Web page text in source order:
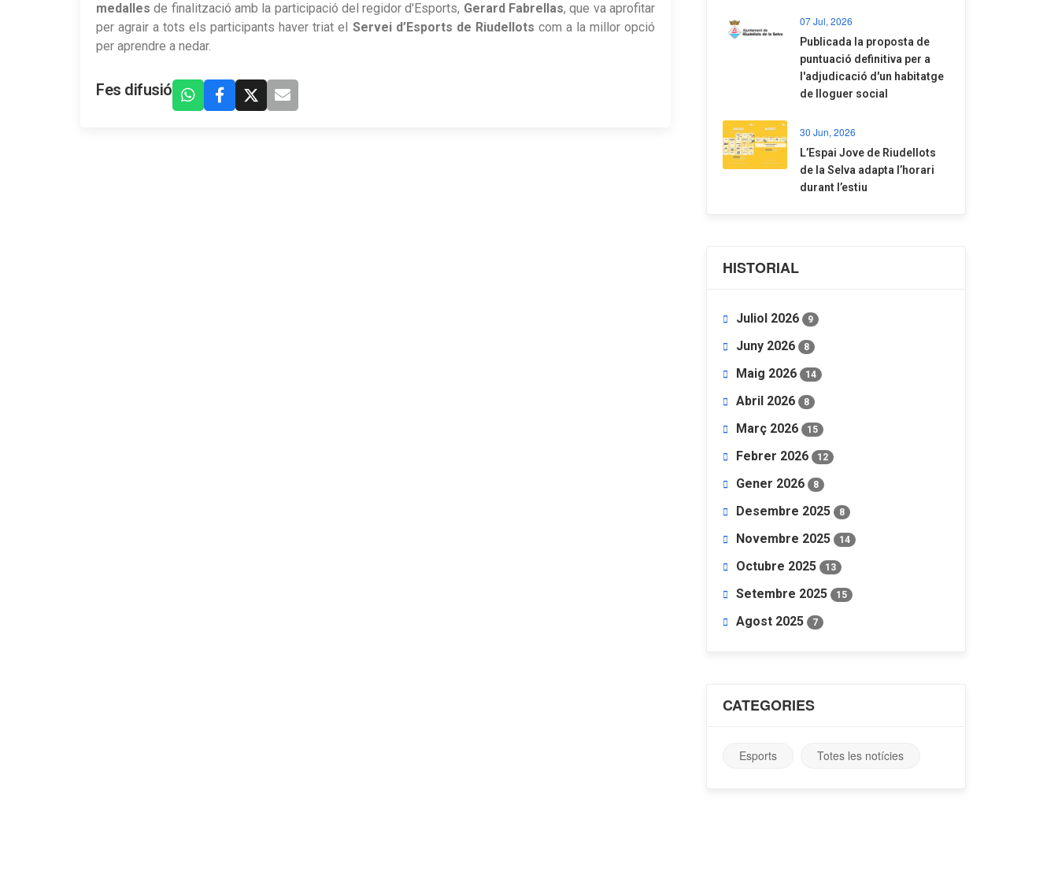
medalles de finalització amb la participació del regidor d'Esports, Gerard Fabrellas, que va aprofitar
per agrair a tots els participants haver triat el Servei d’Esports de Riudellots com a la millor opció
per aprendre a nedar.
Fes difusió
07 Jul, 2026
​Publicada la proposta de
puntuació definitiva per a
l'adjudicació d'un habitatge
de lloguer social
30 Jun, 2026
​L’Espai Jove de Riudellots
de la Selva adapta l’horari
durant l’estiu
HISTORIAL
Juliol 2026 9
Juny 2026 8
Maig 2026 14
Abril 2026 8
Març 2026 15
Febrer 2026 12
Gener 2026 8
Desembre 2025 8
Novembre 2025 14
Octubre 2025 13
Setembre 2025 15
Agost 2025 7
CATEGORIES
Esports Totes les notícies